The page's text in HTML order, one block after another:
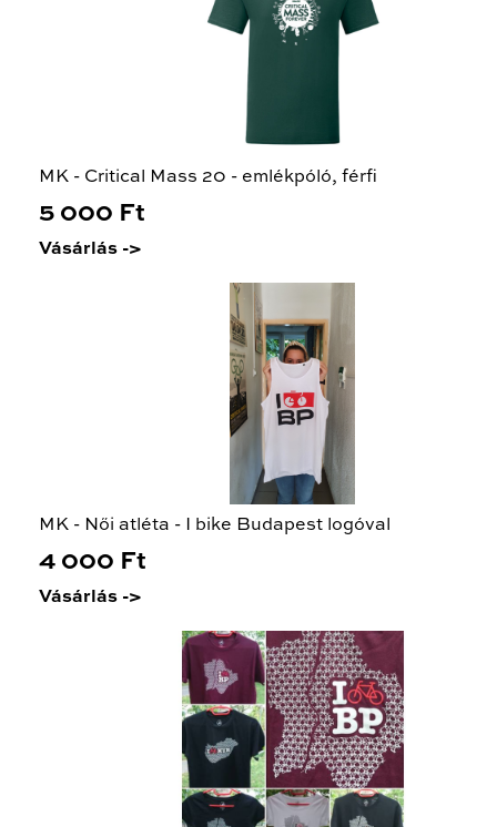
MK - Critical Mass 20 - emlékpóló, férfi
5 000 Ft
Vásárlás ->
MK - Női atléta - I bike Budapest logóval
4 000 Ft
Vásárlás ->